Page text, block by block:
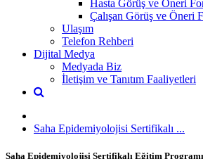
Hasta Görüş ve Öneri
Çalışan Görüş ve Öneri
Ulaşım
Telefon Rehberi
Dijital Medya
Medyada Biz
İletişim ve Tanıtım Faaliyetleri
Saha Epidemiyolojisi Sertifikalı ...
Saha Epidemiyolojisi Sertifikalı Eğitim